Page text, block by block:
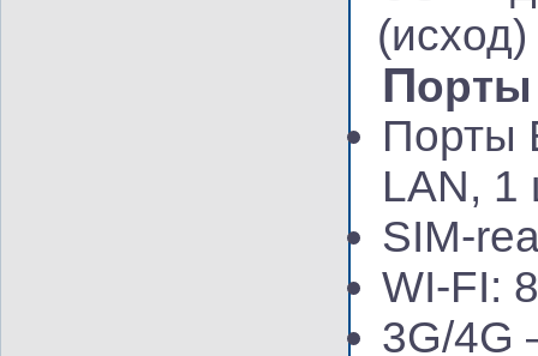
(исход)
П
Порты
LAN, 1
SIM-
WI-FI:
3G/4G